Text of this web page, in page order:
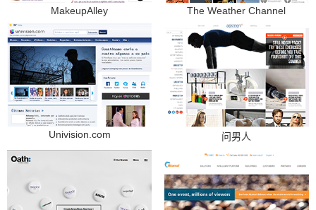
MakeupAlley The Weather Channel
Univision.com 问男人